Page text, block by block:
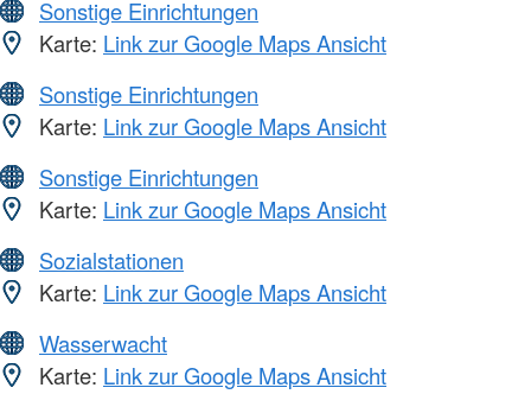
Sonstige Einrichtungen
Karte: Link zur Google Maps Ansicht
Sonstige Einrichtungen
Karte: Link zur Google Maps Ansicht
Sonstige Einrichtungen
Karte: Link zur Google Maps Ansicht
Sozialstationen
Karte: Link zur Google Maps Ansicht
Wasserwacht
Karte: Link zur Google Maps Ansicht